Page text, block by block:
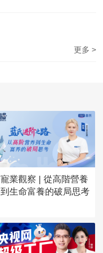
更多 >
寵業觀察 | 從高階營養
到生命富養的破局思考